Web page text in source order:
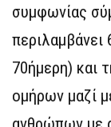
συμφωνίας
περιλαμβάνει
70ήμερη) και
ομήρων μαζί